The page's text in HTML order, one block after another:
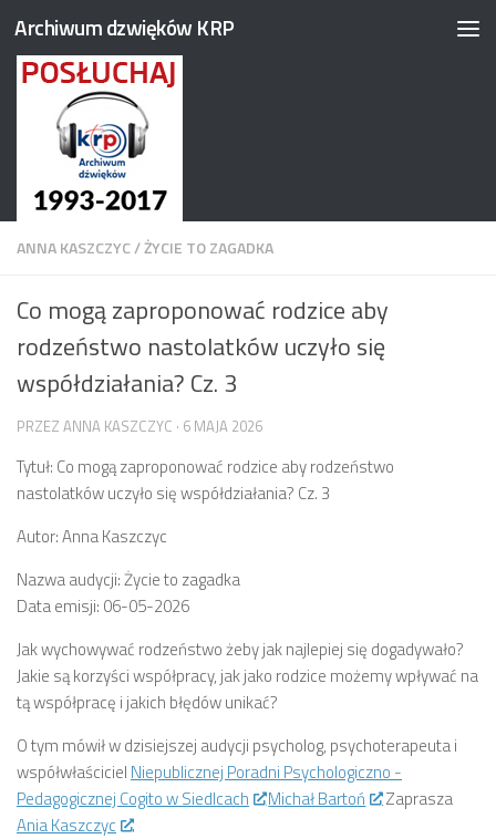
Przejdź do treści
Archiwum dzwięków KRP
ANNA KASZCZYC/ŻYCIE TO ZAGADKA
Co mogą zaproponować rodzice aby
rodzeństwo nastolatków uczyło się
współdziałania? Cz. 3
PRZEZ ANNA KASZCZYC · 6 MAJA 2026
Tytuł: Co mogą zaproponować rodzice aby rodzeństwo
nastolatków uczyło się współdziałania? Cz. 3
Autor: Anna Kaszczyc
Nazwa audycji: Życie to zagadka
Data emisji: 06-05-2026
Jak wychowywać rodzeństwo żeby jak najlepiej się dogadywało?
Jakie są korzyści współpracy, jak jako rodzice możemy wpływać na
tą współpracę i jakich błędów unikać?
O tym mówił w dzisiejszej audycji psycholog, psychoterapeuta i
współwłaściciel Niepublicznej Poradni Psychologiczno -
Pedagogicznej Cogito w Siedlcach
Michał Bartoń
Zaprasza
Ania Kaszczyc
.